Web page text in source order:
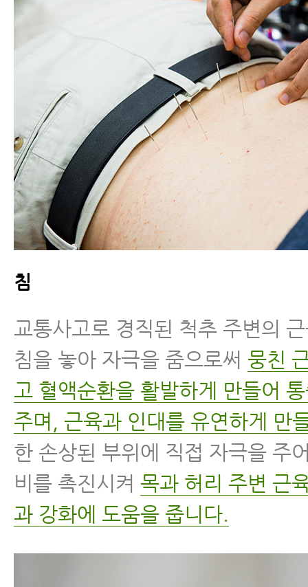
침
교통사고로 경직된 척추 주변의
침을 놓아 자극을 줌으로써 뭉친
고 혈액순환을 활발하게 만들어
주며, 근육과 인대를 유연하게 만
한 손상된 부위에 직접 자극을 주
비를 촉진시켜 목과 허리 주변 근
과 강화에 도움을 줍니다.